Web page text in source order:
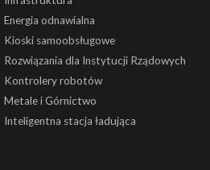
Energia odnawialna
Kioski samoobsługowe
Rozwiązania dla Instytucji Rządowych
Kontrolery robotów
Metale i Górnictwo
Inteligentna stacja ładująca